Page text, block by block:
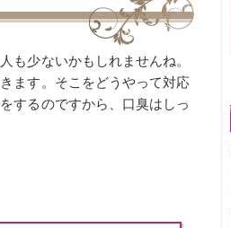
も少ないかもしれませんね。
ます。そこをどうやって対応
するのですから、口臭はしっ